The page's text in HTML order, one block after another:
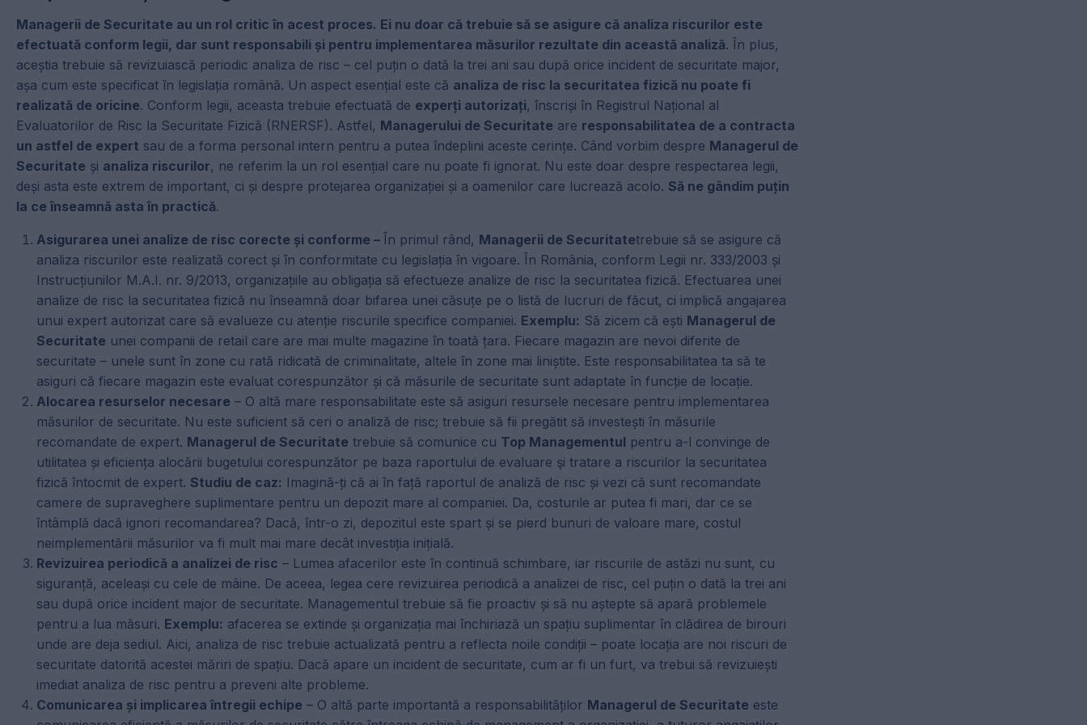
Managerii de Securitate au un rol critic în acest proces. Ei nu doar că trebuie să se asigure că analiza riscurilor este
efectuată conform legii, dar sunt responsabili și pentru implementarea măsurilor rezultate din această analiză. În plus,
aceștia trebuie să revizuiască periodic analiza de risc – cel puțin o dată la trei ani sau după orice incident de securitate major,
așa cum este specificat în legislația română. Un aspect esențial este că analiza de risc la securitatea fizică nu poate fi
realizată de oricine. Conform legii, aceasta trebuie efectuată de experți autorizați, înscriși în Registrul Național al
Evaluatorilor de Risc la Securitate Fizică (RNERSF). Astfel, Managerului de Securitate are responsabilitatea de a contracta
un astfel de expert sau de a forma personal intern pentru a putea îndeplini aceste cerințe. Când vorbim despre Managerul de
Securitate și analiza riscurilor, ne referim la un rol esențial care nu poate fi ignorat. Nu este doar despre respectarea legii,
deși asta este extrem de important, ci și despre protejarea organizației și a oamenilor care lucrează acolo. Să ne gândim puțin
la ce înseamnă asta în practică.
Asigurarea unei analize de risc corecte și conforme – În primul rând, Managerii de Securitatetrebuie să se asigure că
analiza riscurilor este realizată corect și în conformitate cu legislația în vigoare. În România, conform Legii nr. 333/2003 și
Instrucțiunilor M.A.I. nr. 9/2013, organizațiile au obligația să efectueze analize de risc la securitatea fizică. Efectuarea unei
analize de risc la securitatea fizică nu înseamnă doar bifarea unei căsuțe pe o listă de lucruri de făcut, ci implică angajarea
unui expert autorizat care să evalueze cu atenție riscurile specifice companiei. Exemplu: Să zicem că ești Managerul de
Securitate unei companii de retail care are mai multe magazine în toată țara. Fiecare magazin are nevoi diferite de
securitate – unele sunt în zone cu rată ridicată de criminalitate, altele în zone mai liniștite. Este responsabilitatea ta să te
asiguri că fiecare magazin este evaluat corespunzător și că măsurile de securitate sunt adaptate în funcție de locație.
Alocarea resurselor necesare – O altă mare responsabilitate este să asiguri resursele necesare pentru implementarea
măsurilor de securitate. Nu este suficient să ceri o analiză de risc; trebuie să fii pregătit să investești în măsurile
recomandate de expert. Managerul de Securitate trebuie să comunice cu Top Managementul pentru a-l convinge de
utilitatea și eficiența alocării bugetului corespunzător pe baza raportului de evaluare şi tratare a riscurilor la securitatea
fizică întocmit de expert. Studiu de caz: Imagină-ți că ai în față raportul de analiză de risc și vezi că sunt recomandate
camere de supraveghere suplimentare pentru un depozit mare al companiei. Da, costurile ar putea fi mari, dar ce se
întâmplă dacă ignori recomandarea? Dacă, într-o zi, depozitul este spart și se pierd bunuri de valoare mare, costul
neimplementării măsurilor va fi mult mai mare decât investiția inițială.
Revizuirea periodică a analizei de risc – Lumea afacerilor este în continuă schimbare, iar riscurile de astăzi nu sunt, cu
siguranță, aceleași cu cele de mâine. De aceea, legea cere revizuirea periodică a analizei de risc, cel puțin o dată la trei ani
sau după orice incident major de securitate. Managementul trebuie să fie proactiv și să nu aștepte să apară problemele
pentru a lua măsuri. Exemplu: afacerea se extinde și organizația mai închiriază un spațiu suplimentar în clădirea de birouri
unde are deja sediul. Aici, analiza de risc trebuie actualizată pentru a reflecta noile condiții – poate locația are noi riscuri de
securitate datorită acestei măriri de spațiu. Dacă apare un incident de securitate, cum ar fi un furt, va trebui să revizuiești
imediat analiza de risc pentru a preveni alte probleme.
Comunicarea și implicarea întregii echipe – O altă parte importantă a responsabilităților Managerul de Securitate este